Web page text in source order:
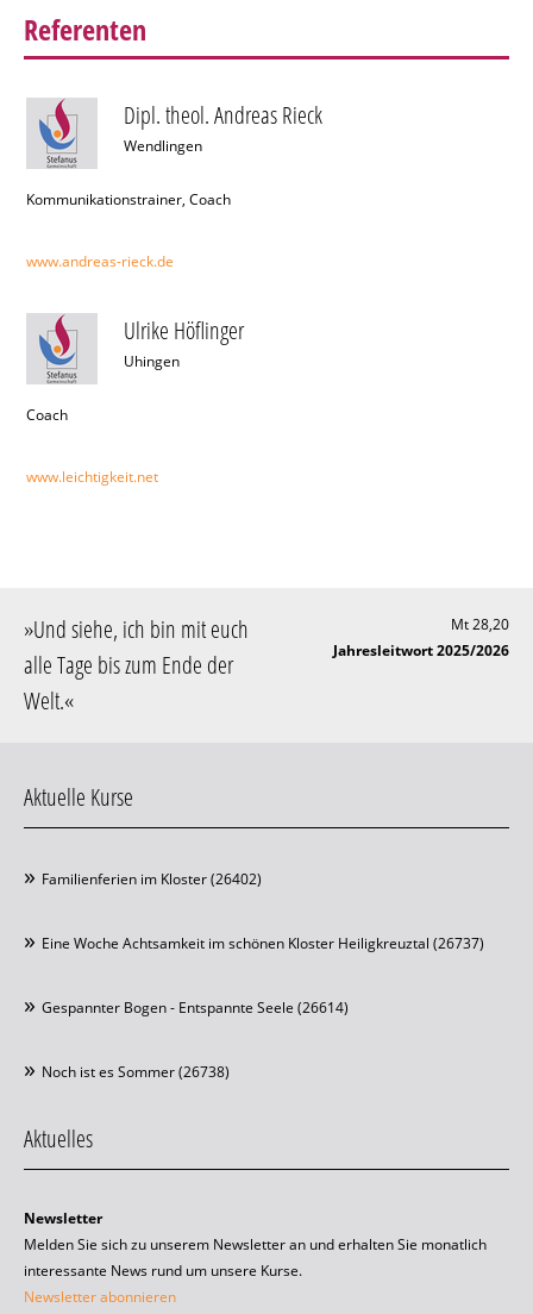
Referenten
Dipl. theol. Andreas Rieck
Wendlingen
Kommunikationstrainer, Coach
www.andreas-rieck.de
Ulrike Höflinger
Uhingen
Coach
www.leichtigkeit.net
»Und siehe, ich bin mit euch
alle Tage bis zum Ende der
Welt.«
Mt 28,20
Jahresleitwort 2025/2026
Aktuelle Kurse
Familienferien im Kloster (26402)
Eine Woche Achtsamkeit im schönen Kloster Heiligkreuztal (26737)
Gespannter Bogen - Entspannte Seele (26614)
Noch ist es Sommer (26738)
Aktuelles
Newsletter
Melden Sie sich zu unserem Newsletter an und erhalten Sie monatlich
interessante News rund um unsere Kurse.
Newsletter abonnieren